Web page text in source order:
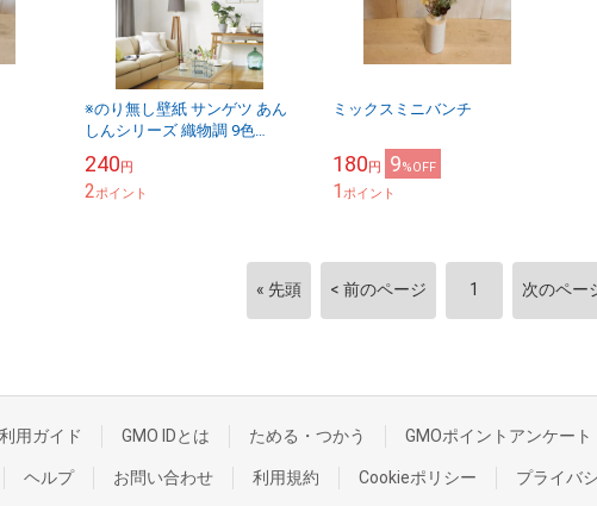
※のり無し壁紙 サンゲツ あん
しんシリーズ 織物調 9色
2027 （購入単位：m） ...
240円
2ポイント
ミックスミニバンチ
180円 9%OFF
1ポイント
« 先頭 < 前のページ 1 次のペー
用ガイド GMO IDとは ためる・つかう GMOポイントアンケート
ヘルプ お問い合わせ 利用規約 Cookieポリシー プライバ